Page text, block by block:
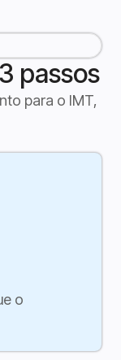
passos
para o IMT,
o